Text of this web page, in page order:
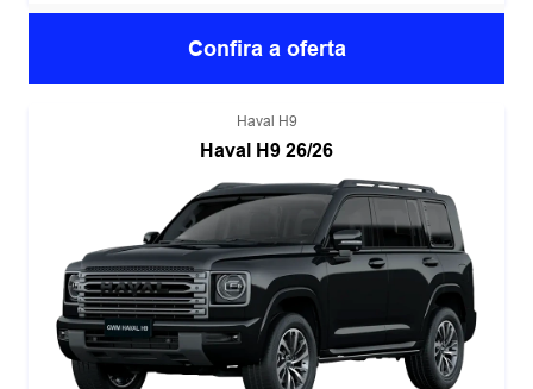
Confira a oferta
Haval H9
Haval H9 26/26